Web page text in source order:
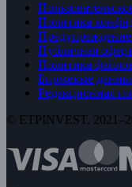
Политика
Публичная
Политика
Биржевые
Редакционная
© ETPINVEST,